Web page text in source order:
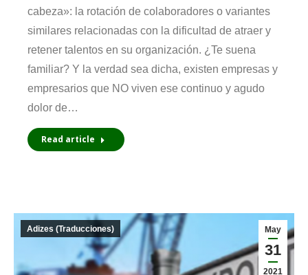
cabeza»: la rotación de colaboradores o variantes
similares relacionadas con la dificultad de atraer y
retener talentos en su organización. ¿Te suena
familiar? Y la verdad sea dicha, existen empresas y
empresarios que NO viven ese continuo y agudo
dolor de…
Read article
May
31
2021
Adizes (Traducciones)